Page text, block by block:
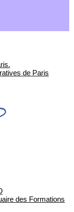
de Paris
des Formations